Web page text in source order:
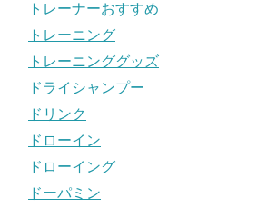
トレーナーおすすめ
トレーニング
トレーニンググッズ
ドライシャンプー
ドリンク
ドローイン
ドローイング
ドーパミン